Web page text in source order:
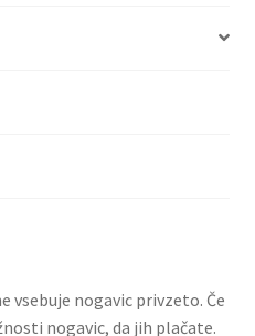
vsebuje nogavic privzeto. Če
nogavic, da jih plačate.